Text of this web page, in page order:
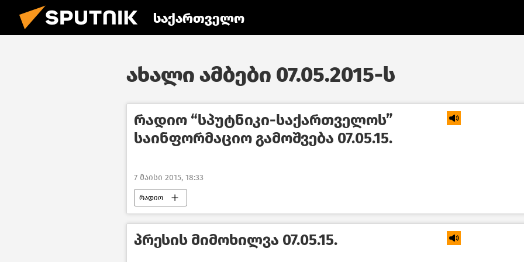
საქართველო
ახალი ამბები 07.05.2015-ს
რადიო “სპუტნიკი-საქართველოს”
საინფორმაციო გამოშვება 07.05.15.
7 მაისი 2015, 18:33
რადიო
პრესის მიმოხილვა 07.05.15.